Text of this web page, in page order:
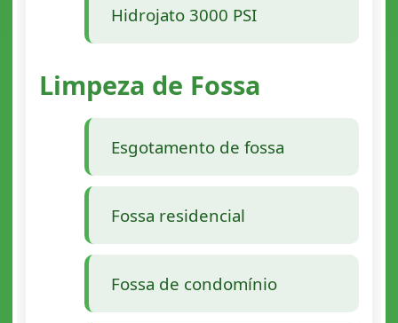
Hidrojato 3000 PSI
Limpeza de Fossa
Esgotamento de fossa
Fossa residencial
Fossa de condomínio